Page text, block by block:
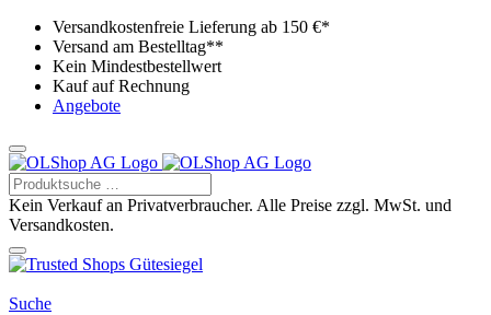
Versandkostenfreie Lieferung ab 150 €*
Versand am Bestelltag**
Kein Mindestbestellwert
Kauf auf Rechnung
Angebote
Kein Verkauf an Privatverbraucher. Alle Preise zzgl. MwSt. und
Versandkosten.
Suche